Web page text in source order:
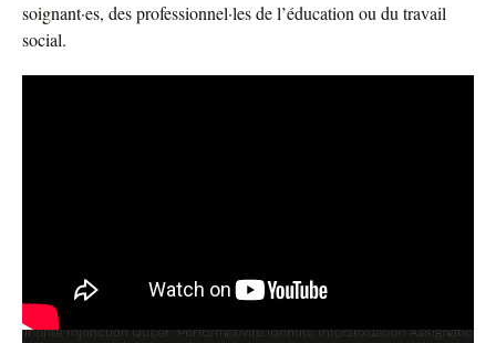
soignant·es, des professionnel·les de l’éducation ou du travail
social.